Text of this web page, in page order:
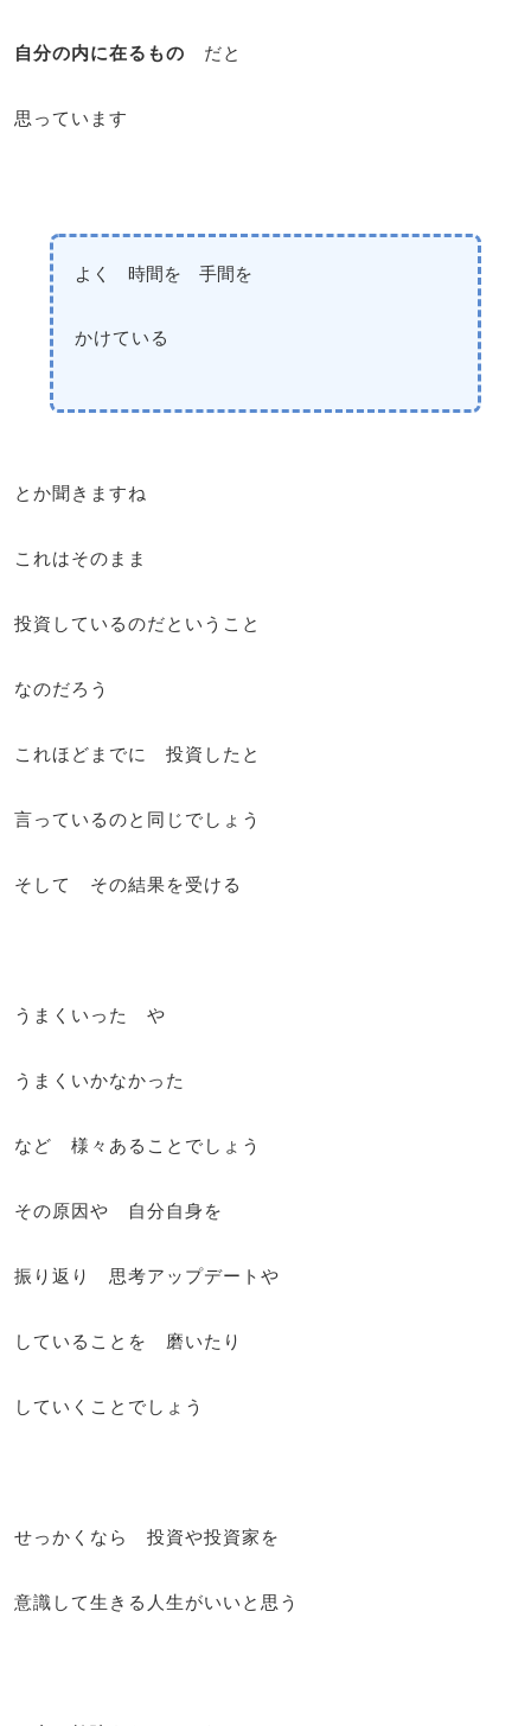
自分の内に在るもの だと
思っています
よく 時間を 手間を
かけている
とか聞きますね
これはそのまま
投資しているのだということ
なのだろう
これほどまでに 投資したと
言っているのと同じでしょう
そして その結果を受ける
うまくいった や
うまくいかなかった
など 様々あることでしょう
その原因や 自分自身を
振り返り 思考アップデートや
していることを 磨いたり
していくことでしょう
せっかくなら 投資や投資家を
意識して生きる人生がいいと思う